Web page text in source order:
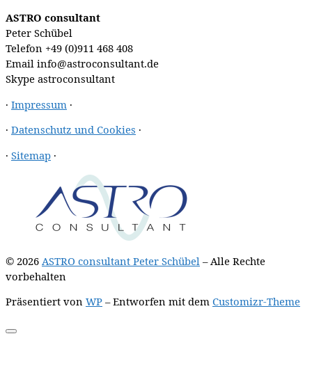
ASTRO consultant
Peter Schübel
Telefon +49 (0)911 468 408
Email info@astroconsultant.de
Skype astroconsultant
· Impressum ·
· Datenschutz und Cookies ·
· Sitemap ·
© 2026 ASTRO consultant Peter Schübel – Alle Rechte
vorbehalten
Präsentiert von WP – Entworfen mit dem Customizr-Theme